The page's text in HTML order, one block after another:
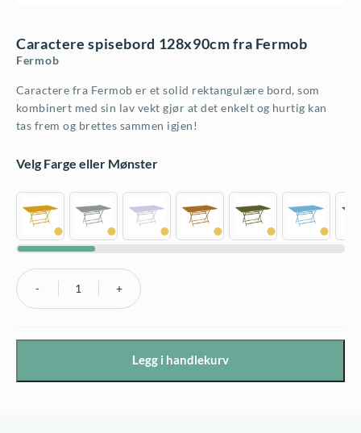
Caractere spisebord 128x90cm fra Fermob
Fermob
Caractere fra Fermob er et solid rektangulære bord, som
kombinert med sin lav vekt gjør at det enkelt og hurtig kan
tas frem og brettes sammen igjen!
Velg Farge eller Mønster
Caractere
Legg i handlekurv